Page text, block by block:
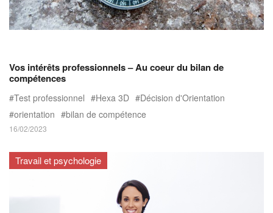
Vos intérêts professionnels – Au coeur du bilan de
compétences
Test professionnel Hexa 3D
Décision d'Orientation
orientation
bilan de compétence
16/02/2023
Travail et psychologie